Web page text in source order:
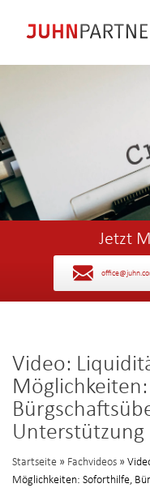
Jetzt
Video:
Unterstützung
Startseite » Fachvideos »
Möglichkeiten: Soforthilfe,